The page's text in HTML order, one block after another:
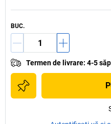
BUC.
Termen de livrare: 4-5